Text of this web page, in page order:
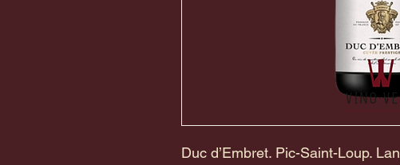
Duc d’Embret. Pic-Saint-Loup.